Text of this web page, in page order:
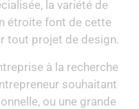
la variété de
étroite font de cette
tout projet de design.
à la recherche
souhaitant
ou une grande